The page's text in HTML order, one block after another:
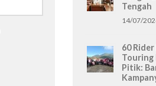
Tengah
14/07/
60
Touring
Pitik: